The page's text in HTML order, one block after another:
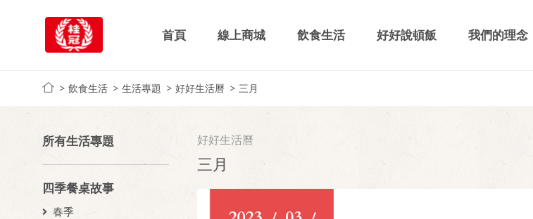
首頁 線上商城 飲食生活 好好說頓飯 我們的理念
飲食生活 生活專題 好好生活曆 三月
所有生活專題
四季餐桌故事
春季
好好生活曆
三月